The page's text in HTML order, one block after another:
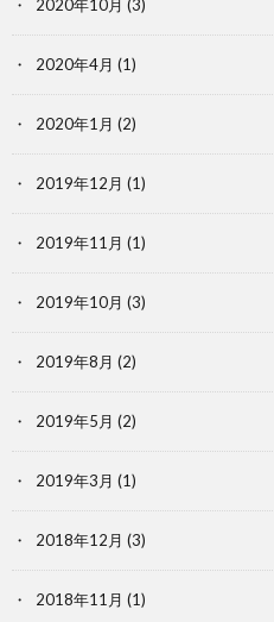
2020年10月 (3)
2020年4月 (1)
2020年1月 (2)
2019年12月 (1)
2019年11月 (1)
2019年10月 (3)
2019年8月 (2)
2019年5月 (2)
2019年3月 (1)
2018年12月 (3)
2018年11月 (1)